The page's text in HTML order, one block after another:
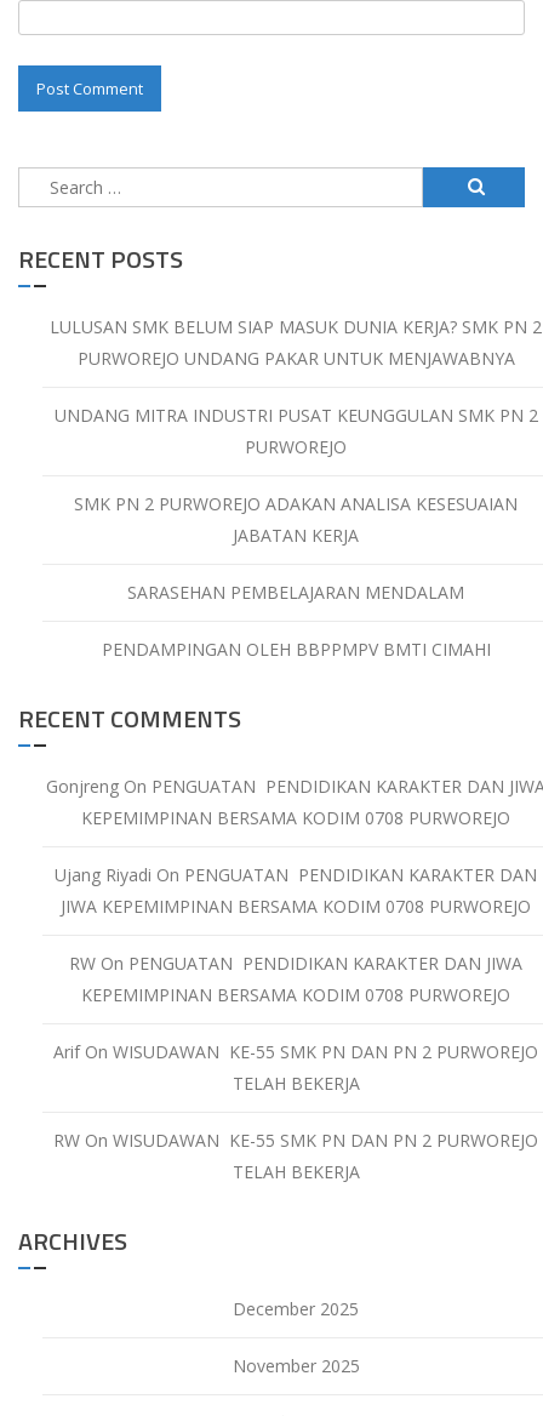
Search
for:
RECENT POSTS
LULUSAN SMK BELUM SIAP MASUK DUNIA KERJA? SMK PN 2
PURWOREJO UNDANG PAKAR UNTUK MENJAWABNYA
UNDANG MITRA INDUSTRI PUSAT KEUNGGULAN SMK PN 2
PURWOREJO
SMK PN 2 PURWOREJO ADAKAN ANALISA KESESUAIAN
JABATAN KERJA
SARASEHAN PEMBELAJARAN MENDALAM
PENDAMPINGAN OLEH BBPPMPV BMTI CIMAHI
RECENT COMMENTS
Gonjreng On PENGUATAN PENDIDIKAN KARAKTER DAN
KEPEMIMPINAN BERSAMA KODIM 0708 PURWOREJO
Ujang Riyadi On PENGUATAN PENDIDIKAN KARAKTER DAN
JIWA KEPEMIMPINAN BERSAMA KODIM 0708 PURWOREJO
RW On PENGUATAN PENDIDIKAN KARAKTER DAN JIWA
KEPEMIMPINAN BERSAMA KODIM 0708 PURWOREJO
ArifOn WISUDAWAN KE-55 SMK PN DAN PN 2 PURWOREJO
TELAH BEKERJA
RW On WISUDAWAN KE-55 SMK PN DAN PN 2 PURWOREJO
TELAH BEKERJA
ARCHIVES
December 2025
November 2025